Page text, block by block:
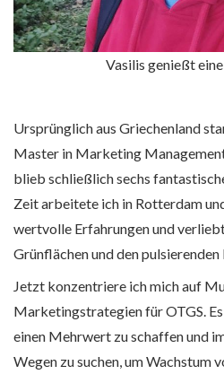
Vasilis genießt
Ursprünglich aus Griechenland
Master in Marketing
blieb schließlich sechs
Zeit arbeitete ich in Rotterdam
wertvolle Erfahrungen und
Grünflächen und den pulsierenden
Jetzt konzentriere ich mich auf
Marketingstrategien für OTGS.
einen Mehrwert zu schaffen und
Wegen zu suchen, um Wachstum